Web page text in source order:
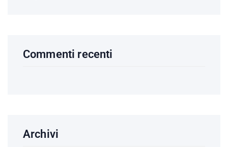
Commenti recenti
Archivi